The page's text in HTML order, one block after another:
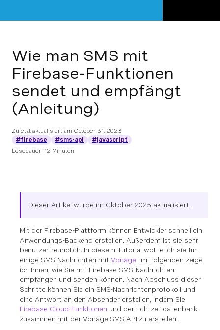
Wie man SMS mit
Firebase-Funktionen
sendet und empfängt
(Anleitung)
Zuletzt aktualisiert am October 31, 2023
#firebase
#sms-api
#javascript
Lesedauer: 12 Minuten
Dieser Artikel wurde im Oktober 2025 aktualisiert.
Mit der Firebase-Plattform können Entwickler schnell ein
Anwendungs-Backend erstellen. Außerdem ist sie sehr
benutzerfreundlich. In diesem Tutorial wollte ich sie für
einige SMS-Nachrichten mit Vonage. Im Folgenden zeige
ich Ihnen, wie Sie mit Firebase SMS-Nachrichten
empfangen und senden können. Nach Abschluss dieser
Schritte können Sie ein SMS-Nachrichtenprotokoll und
eine Antwort an den Absender erstellen, indem Sie
Firebase Cloud-Funktionen und der Echtzeitdatenbank
zusammen mit der Vonage SMS API zu erstellen.